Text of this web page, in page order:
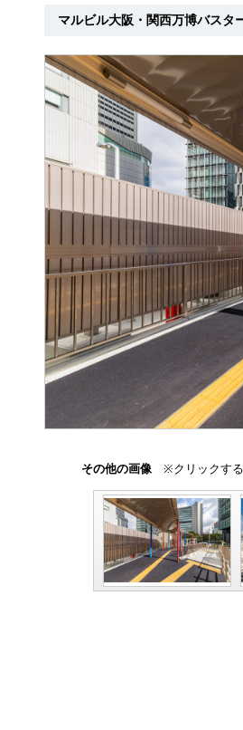
マルビル大阪・関西万博バスタ
その他の画像 ※クリックする